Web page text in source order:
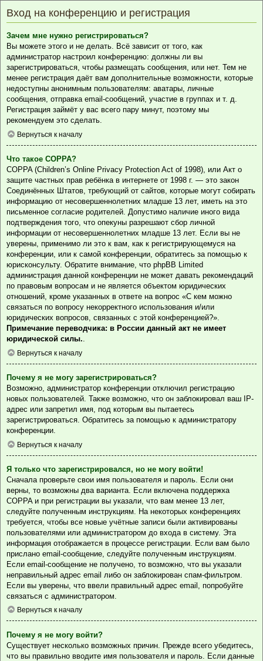
Вход на конференцию и регистрация
Зачем мне нужно регистрироваться?
Вы можете этого и не делать. Всё зависит от того, как
администратор настроил конференцию: должны ли вы
зарегистрироваться, чтобы размещать сообщения, или нет. Тем не
менее регистрация даёт вам дополнительные возможности, которые
недоступны анонимным пользователям: аватары, личные
сообщения, отправка email-сообщений, участие в группах и т. д.
Регистрация займёт у вас всего пару минут, поэтому мы
рекомендуем это сделать.
Вернуться к началу
Что такое COPPA?
COPPA (Children’s Online Privacy Protection Act of 1998), или Акт о
защите частных прав ребёнка в интернете от 1998 г. — это закон
Соединённых Штатов, требующий от сайтов, которые могут собирать
информацию от несовершеннолетних младше 13 лет, иметь на это
письменное согласие родителей. Допустимо наличие иного вида
подтверждения того, что опекуны разрешают сбор личной
информации от несовершеннолетних младше 13 лет. Если вы не
уверены, применимо ли это к вам, как к регистрирующемуся на
конференции, или к самой конференции, обратитесь за помощью к
юрисконсульту. Обратите внимание, что phpBB Limited
администрация данной конференции не может давать рекомендаций
по правовым вопросам и не является объектом юридических
отношений, кроме указанных в ответе на вопрос «С кем можно
связаться по вопросу некорректного использования и/или
юридических вопросов, связанных с этой конференцией?».
Примечание переводчика: в России данный акт не имеет
юридической силы..
Вернуться к началу
Почему я не могу зарегистрироваться?
Возможно, администратор конференции отключил регистрацию
новых пользователей. Также возможно, что он заблокировал ваш IP-
адрес или запретил имя, под которым вы пытаетесь
зарегистрироваться. Обратитесь за помощью к администратору
конференции.
Вернуться к началу
Я только что зарегистрировался, но не могу войти!
Сначала проверьте свои имя пользователя и пароль. Если они
верны, то возможны два варианта. Если включена поддержка
COPPA и при регистрации вы указали, что вам менее 13 лет,
следуйте полученным инструкциям. На некоторых конференциях
требуется, чтобы все новые учётные записи были активированы
пользователями или администратором до входа в систему. Эта
информация отображается в процессе регистрации. Если вам было
прислано email-сообщение, следуйте полученным инструкциям.
Если email-сообщение не получено, то возможно, что вы указали
неправильный адрес email либо он заблокирован спам-фильтром.
Если вы уверены, что ввели правильный адрес email, попробуйте
связаться с администратором.
Вернуться к началу
Почему я не могу войти?
Существует несколько возможных причин. Прежде всего убедитесь,
что вы правильно вводите имя пользователя и пароль. Если данные